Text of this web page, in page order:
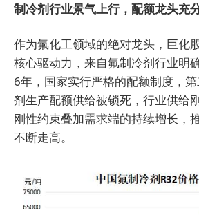
制冷剂行业景气上行，配额龙头充
作为氟化工领域的绝对龙头，巨化
核心驱动力，来自氟制冷剂行业明
6年，国家实行严格的配额制度，
剂生产配额供给被锁死，行业供给
刚性约束叠加需求端的持续增长，
不断走高。